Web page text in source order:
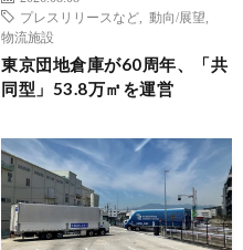
プレスリリースなど
動向/展望
物流施設
東京団地倉庫が60周年、「共
同型」53.8万㎡を運営